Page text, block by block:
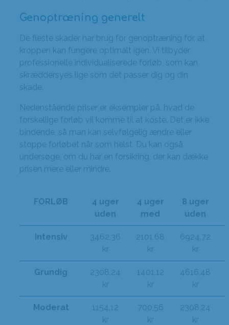
Genoptræning generelt
De fleste skader har brug for genoptræning for, at
kroppen kan fungere optimalt igen. Vi tilbyder
professionelle individualiserede forløb, som kan
skræddersyes lige som det passer dig og din
skade.
Nedenstående priser er eksempler på, hvad de
forskellige forløb vil komme til at koste. Det er ikke
bindende, så man kan selvfølgelig ændre eller
stoppe forløbet når som helst. Du kan også
undersøge, om du har en forsikring, der kan dække
prisen mere eller mindre.
FORLØB
4 uger
uden
4 uger
med
8 uger
uden
Intensiv
3462,36
kr
2101,68
kr
6924,72
kr
Grundig
2308,24
kr
1401,12
kr
4616,48
kr
Moderat
1154,12
kr
700,56
kr
2308,24
kr